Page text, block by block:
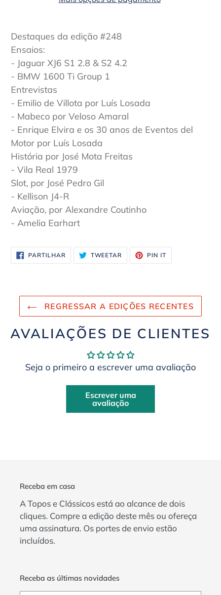
Destaques da edição #248
Ensaios:
- Jaguar XJ6 S1 2.8 & S2 4.2
- BMW 1600 Ti Group 1
Entrevistas
- Emilio de Villota por Luís Losada
- Mabeco por Veloso Amaral
- Enrique Elvira e os 30 anos de Eventos del
Motor por Luís Losada
História por José Mota Freitas
- Vila Real 1979
Slot, por José Pedro Gil
- Kellison J4-R
Aviação, por Alexandre Coutinho
- Amelia Earhart
PARTILHARPARTILHE
NO
FACEBOOK
TWEETAR TUÍTE
TWITTER
PIN IT
PINTEREST
REGRESSAR A EDIÇÕES RECENTES
AVALIAÇÕES DE CLIENTES
Seja o primeiro a escrever uma avaliação
Escrever uma
avaliação
Receba em casa
A Topos e Clássicos está ao alcance de dois
cliques. Compre a edição deste mês ou ofereça
uma assinatura. Os portes de envio estão
incluídos.
Receba as últimas novidades